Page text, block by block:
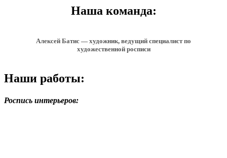
Наша команда:
Алексей Батис — художник, ведущий специалист по
художественной росписи
Наши работы:
Роспись интерьеров: